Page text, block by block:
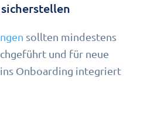
sollten mindestens
und für neue
Onboarding integriert